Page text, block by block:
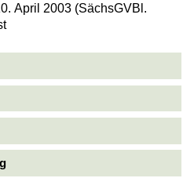
April 2003 (SächsGVBl.